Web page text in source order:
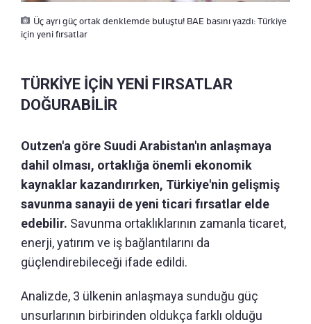
Üç ayrı güç ortak denklemde buluştu! BAE basını yazdı: Türkiye
için yeni fırsatlar
TÜRKİYE İÇİN YENİ FIRSATLAR
DOĞURABİLİR
Outzen'a göre Suudi Arabistan'ın anlaşmaya
dahil olması, ortaklığa önemli ekonomik
kaynaklar kazandırırken, Türkiye'nin gelişmiş
savunma sanayii de yeni ticari fırsatlar elde
edebilir. Savunma ortaklıklarının zamanla ticaret,
enerji, yatırım ve iş bağlantılarını da
güçlendirebileceği ifade edildi.
Analizde, 3 ülkenin anlaşmaya sunduğu güç
unsurlarının birbirinden oldukça farklı olduğu